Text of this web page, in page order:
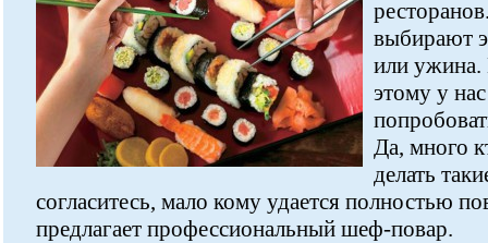
выбирают
или ужина.
этому у
Да, много
делать
согласитесь, мало кому удается полностью
предлагает профессиональный шеф-повар.